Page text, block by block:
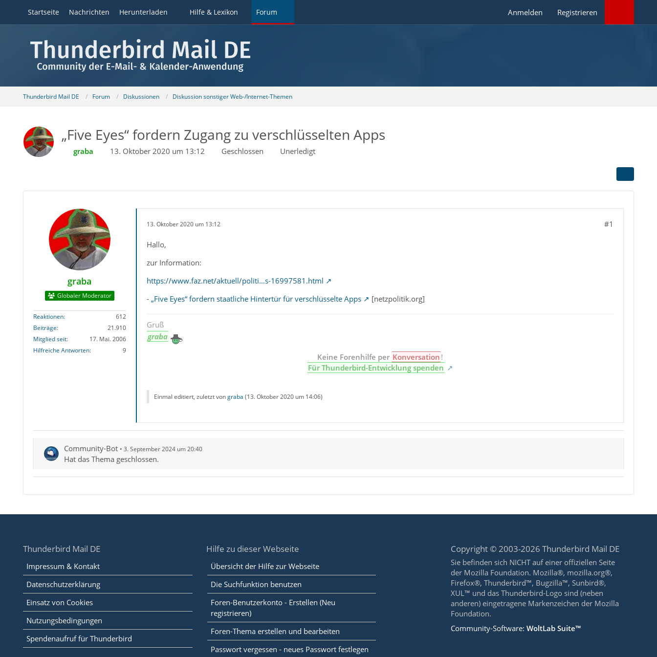
Startseite Nachrichten Herunterladen Hilfe & Lexikon Forum Anmelden Registrieren
Thunderbird Mail DE Forum Diskussionen Diskussion sonstiger Web-/Internet-Themen
„Five Eyes“ fordern Zugang zu verschlüsselten Apps
graba 13. Oktober 2020 um 13:12 Geschlossen Unerledigt
graba
Globaler Moderator
Reaktionen
612
Beiträge
21.910
Mitglied seit
17. Mai. 2006
Hilfreiche Antworten
9
13. Oktober 2020 um 13:12 #1
Hallo,
zur Information:
https://www.faz.net/aktuell/politi…s-16997581.html
- „Five Eyes“ fordern staatliche Hintertür für verschlüsselte Apps [netzpolitik.org]
Gruß
graba
Keine Forenhilfe per Konversation !
Für Thunderbird-Entwicklung spenden
Einmal editiert, zuletzt vongraba (13. Oktober 2020 um 14:06)
Community-Bot 3. September 2024 um 20:40
Hat das Thema geschlossen.
Thunderbird Mail DE
Impressum & Kontakt
Datenschutzerklärung
Einsatz von Cookies
Nutzungsbedingungen
Spendenaufruf für Thunderbird
Hilfe zu dieser Webseite
Übersicht der Hilfe zur Webseite
Die Suchfunktion benutzen
Foren-Benutzerkonto - Erstellen (Neu
registrieren)
Foren-Thema erstellen und bearbeiten
Passwort vergessen - neues Passwort festlegen
Copyright © 2003-2026 Thunderbird Mail DE
Sie befinden sich NICHT auf einer offiziellen Seite
der Mozilla Foundation. Mozilla®, mozilla.org®,
Firefox®, Thunderbird™, Bugzilla™, Sunbird®,
XUL™ und das Thunderbird-Logo sind (neben
anderen) eingetragene Markenzeichen der Mozilla
Foundation.
Community-Software:WoltLab Suite™